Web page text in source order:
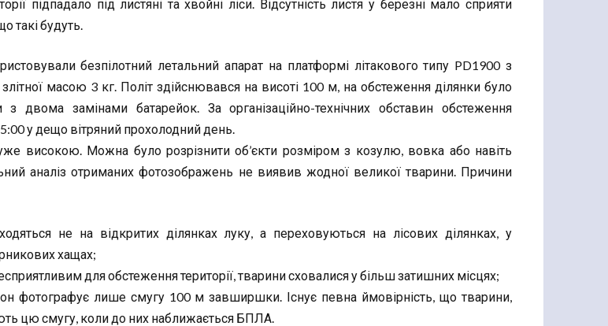
підпадало під листяні та хвойні ліси. Відсутність листя у березні мало сприяти
такі будуть.
безпілотний летальний апарат на платформі літакового типу PD1900 з
масою 3 кг. Політ здійснювався на висоті 100 м, на обстеження ділянки було
двома замінами батарейок. За організаційно-технічних обставин обстеження
у дещо вітряний прохолодний день.
високою. Можна було розрізнити об’єкти розміром з козулю, вовка або навіть
аналіз отриманих фотозображень не виявив жодної великої тварини. Причини
не на відкритих ділянках луку, а переховуються на лісових ділянках, у
хащах;
для обстеження території, тварини сховалися у більш затишних місцях;
фотографує лише смугу 100 м завширшки. Існує певна ймовірність, що тварини,
цю смугу, коли до них наближається БПЛА.